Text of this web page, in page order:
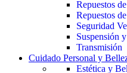
Repuestos
Repuestos
Seguridad
Suspensión
Transmisión
Cuidado Personal y
Estética y